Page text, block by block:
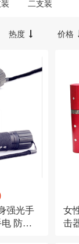
二支装
热度 价格
强光手
防身
女
击